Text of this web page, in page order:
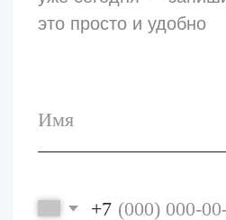
Без выходных
Политика
ООО «Клиника Гармонии» 2026